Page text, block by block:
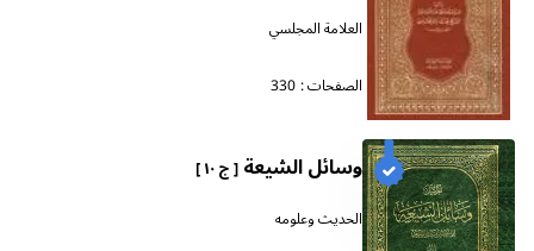
العلامة المجلسي
الصفحات : 330
وسائل الشيعة[ ج ١٠ ]
الحديث وعلومه